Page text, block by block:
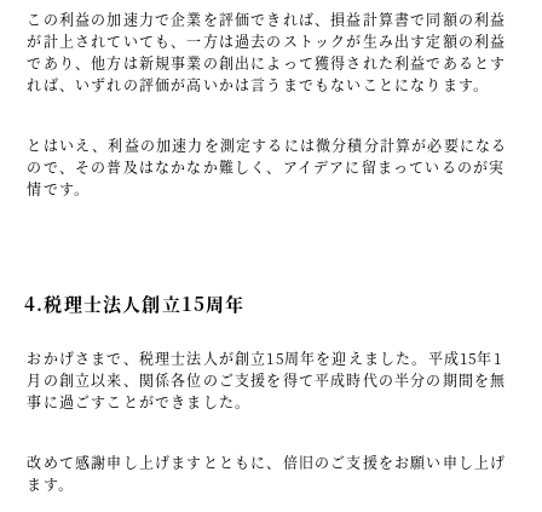
この利益の加速力で企業を評価できれば、損益計算書で同額の利益
が計上されていても、一方は過去のストックが生み出す定額の利益
であり、他方は新規事業の創出によって獲得された利益であるとす
れば、いずれの評価が高いかは言うまでもないことになります。
とはいえ、利益の加速力を測定するには微分積分計算が必要になる
ので、その普及はなかなか難しく、アイデアに留まっているのが実
情です。
4.税理士法人創立15周年
おかげさまで、税理士法人が創立15周年を迎えました。平成15年1
月の創立以来、関係各位のご支援を得て平成時代の半分の期間を無
事に過ごすことができました。
改めて感謝申し上げますとともに、倍旧のご支援をお願い申し上げ
ます。